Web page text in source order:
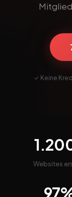
✓ Keine
Websites